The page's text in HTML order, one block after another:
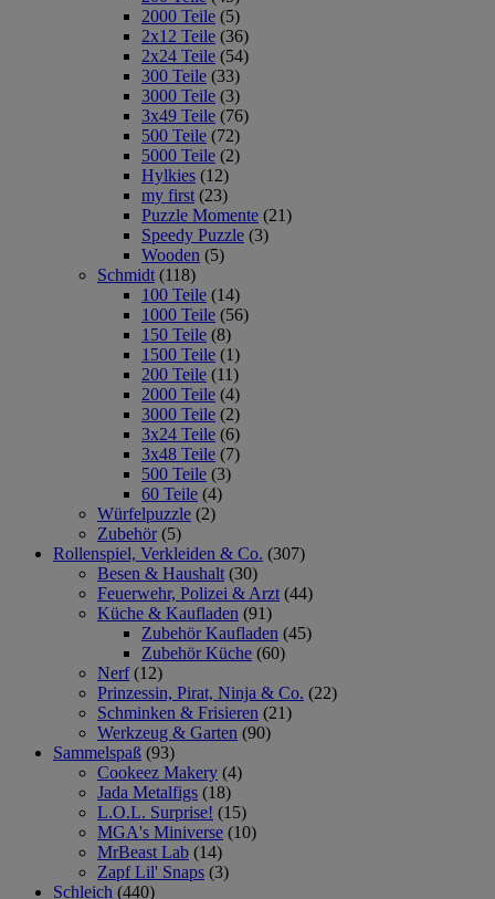
2000 Teile (5)
2x12 Teile (36)
2x24 Teile (54)
300 Teile (33)
3000 Teile (3)
3x49 Teile (76)
500 Teile (72)
5000 Teile (2)
Hylkies (12)
my first (23)
Puzzle Momente (21)
Speedy Puzzle (3)
Wooden (5)
Schmidt (118)
100 Teile (14)
1000 Teile (56)
150 Teile (8)
1500 Teile (1)
200 Teile (11)
2000 Teile (4)
3000 Teile (2)
3x24 Teile (6)
3x48 Teile (7)
500 Teile (3)
60 Teile (4)
Würfelpuzzle (2)
Zubehör (5)
Rollenspiel, Verkleiden & Co. (307)
Besen & Haushalt (30)
Feuerwehr, Polizei & Arzt (44)
Küche & Kaufladen (91)
Zubehör Kaufladen (45)
Zubehör Küche (60)
Nerf (12)
Prinzessin, Pirat, Ninja & Co. (22)
Schminken & Frisieren (21)
Werkzeug & Garten (90)
Sammelspaß (93)
Cookeez Makery (4)
Jada Metalfigs (18)
L.O.L. Surprise! (15)
MGA's Miniverse (10)
MrBeast Lab (14)
Zapf Lil' Snaps (3)
Schleich (440)